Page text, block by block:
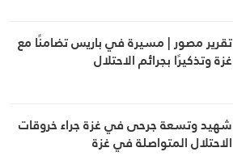
تقرير مصور | مسيرة في باريس تضامنًا مع
غزة وتذكيرًا بجرائم الاحتلال
شهيد وتسعة جرحى في غزة جراء خروقات
الاحتلال المتواصلة في غزة